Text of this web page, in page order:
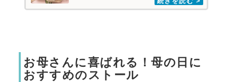
お母さんに喜ばれる！母の日に
おすすめのストール